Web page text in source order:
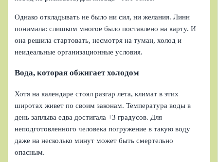
Однако откладывать не было ни сил, ни желания. Линн
понимала: слишком многое было поставлено на карту. И
она решила стартовать, несмотря на туман, холод и
неидеальные организационные условия.
Вода, которая обжигает холодом
Хотя на календаре стоял разгар лета, климат в этих
широтах живет по своим законам. Температура воды в
день заплыва едва достигала +3 градусов. Для
неподготовленного человека погружение в такую воду
даже на несколько минут может быть смертельно
опасным.